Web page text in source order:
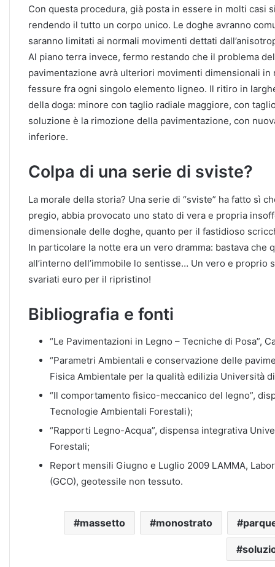
Con questa procedura, già posta in essere in molti
rendendo il tutto un corpo unico. Le doghe avranno
saranno limitati ai normali movimenti dettati
Al piano terra invece, fermo restando che il problema
pavimentazione avrà ulteriori movimenti dimensionali
fessure fra ogni singolo elemento ligneo. Il ritiro in
della doga: minore con taglio radiale maggiore, con
soluzione è la rimozione della pavimentazione, con
inferiore.
Colpa di una serie di sviste?
La morale della storia? Una serie di “sviste” ha fatto sì
pregio, abbia provocato uno stato di vera e propria
dimensionale delle doghe, quanto per il fastidioso
In particolare la notte era un vero dramma: bastava
all’interno dell’immobile lo sentisse… Un vero e proprio
svariati euro per il ripristino!
Bibliografia e fonti
“Le Pavimentazioni in Legno – Tecniche di Posa”,
“Parametri Ambientali e conservazione delle
Fisica Ambientale per la qualità edilizia Università
“Il comportamento fisico-meccanico del legno”,
Tecnologie Ambientali Forestali);
“Rapporti Legno-Acqua”, dispensa integrativa
Forestali;
Report mensili Giugno e Luglio 2009 LAMMA,
(GCO), geotessile non tessuto.
massetto monostrato